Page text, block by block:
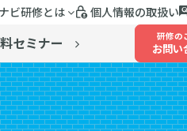
ビ研修とは 個人情報の取扱い
セミナー 研修の
お問い